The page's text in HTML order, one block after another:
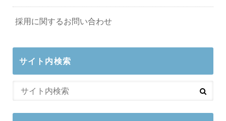
採用に関するお問い合わせ
サイト内検索